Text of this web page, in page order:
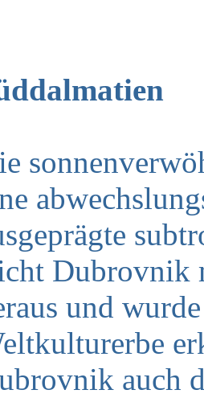
Dubrovnik
und
auch